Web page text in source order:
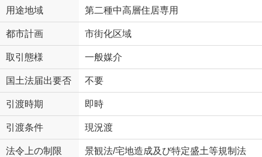
用途地域 第二種中高層住居専用
都市計画 市街化区域
取引態様 一般媒介
国土法届出要否 不要
引渡時期 即時
引渡条件 現況渡
法令上の制限 景観法/宅地造成及び特定盛土等規制法